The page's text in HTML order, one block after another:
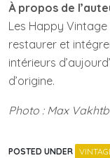
À propos de
Les Happy
restaurer et
intérieurs
d’origine.
Photo : Max
POSTED UNDER